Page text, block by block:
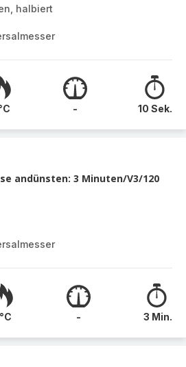
halbiert
- 10 Sek.
andünsten: 3 Minuten/V3/120
- 3 Min.